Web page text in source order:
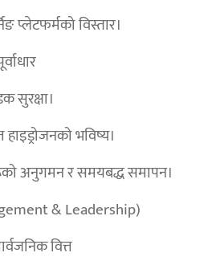
प्लेटफर्मको विस्तार।
सुरक्षा।
भविष्य।
अनुगमन र समयबद्ध समापन।
& Leadership)
वित्त